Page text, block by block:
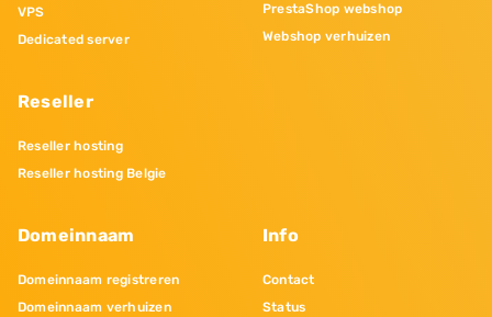
VPS
Dedicated server
Reseller
Reseller hosting
Reseller hosting Belgie
PrestaShop webshop
Webshop verhuizen
Domeinnaam
Domeinnaam registreren
Domeinnaam verhuizen
Info
Contact
Status